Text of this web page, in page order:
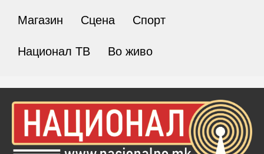
Магазин Сцена Спорт
Национал ТВ Во живо